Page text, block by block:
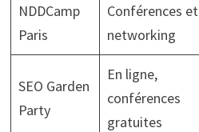
NDDCamp
Paris
Conférences et
networking
SEO Garden
Party
En ligne,
conférences
gratuites